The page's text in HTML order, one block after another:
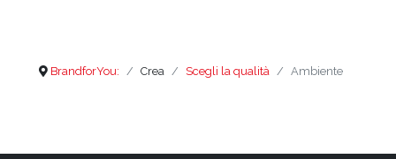
BrandforYou: Crea Scegli la qualità Ambiente